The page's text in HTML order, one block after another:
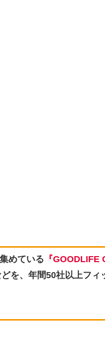
めている 『GOODLIFE
を、年間50社以上フィ